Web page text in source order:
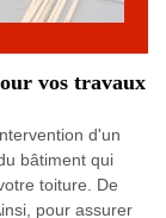
vos travaux
d'un
bâtiment qui
toiture. De
pour assurer